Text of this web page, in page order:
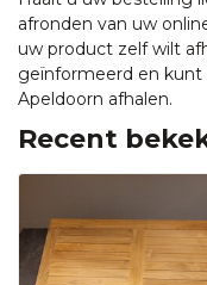
afronden van uw
uw product zelf wilt
geïnformeerd en kunt
Apeldoorn afhalen.
Recent